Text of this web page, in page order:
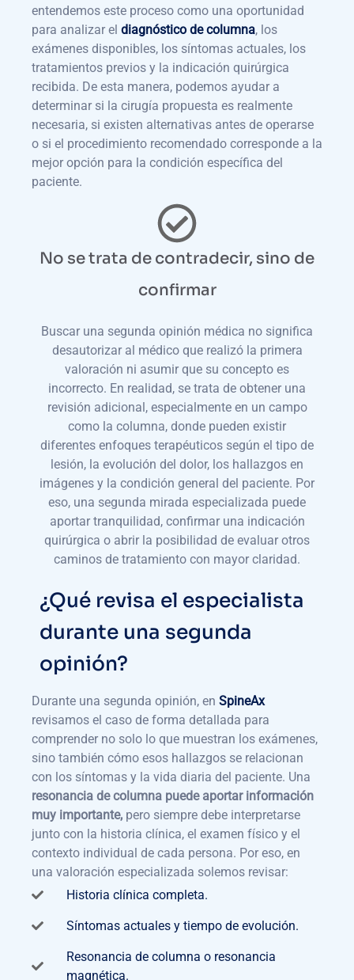
entendemos este proceso como una oportunidad
para analizar el diagnóstico de columna, los
exámenes disponibles, los síntomas actuales, los
tratamientos previos y la indicación quirúrgica
recibida. De esta manera, podemos ayudar a
determinar si la cirugía propuesta es realmente
necesaria, si existen alternativas antes de operarse
o si el procedimiento recomendado corresponde a la
mejor opción para la condición específica del
paciente.
No se trata de contradecir, sino de
confirmar
Buscar una segunda opinión médica no significa
desautorizar al médico que realizó la primera
valoración ni asumir que su concepto es
incorrecto. En realidad, se trata de obtener una
revisión adicional, especialmente en un campo
como la columna, donde pueden existir
diferentes enfoques terapéuticos según el tipo de
lesión, la evolución del dolor, los hallazgos en
imágenes y la condición general del paciente. Por
eso, una segunda mirada especializada puede
aportar tranquilidad, confirmar una indicación
quirúrgica o abrir la posibilidad de evaluar otros
caminos de tratamiento con mayor claridad.
¿Qué revisa el especialista
durante una segunda
opinión?
Durante una segunda opinión, en SpineAx
revisamos el caso de forma detallada para
comprender no solo lo que muestran los exámenes,
sino también cómo esos hallazgos se relacionan
con los síntomas y la vida diaria del paciente. Una
resonancia de columna puede aportar información
muy importante, pero siempre debe interpretarse
junto con la historia clínica, el examen físico y el
contexto individual de cada persona. Por eso, en
una valoración especializada solemos revisar:
Historia clínica completa.
Síntomas actuales y tiempo de evolución.
Resonancia de columna o resonancia
magnética.